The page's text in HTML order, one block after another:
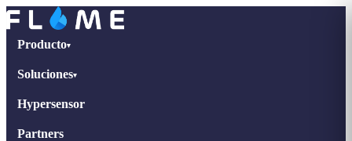
Producto▾
Soluciones▾
Hypersensor
Partners